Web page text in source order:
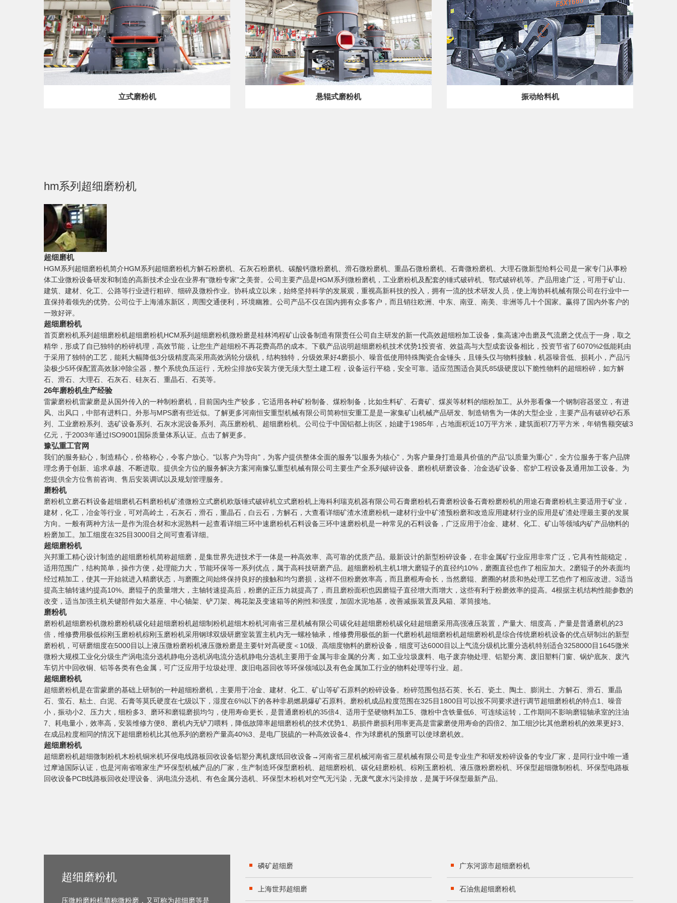
立式磨粉机 悬辊式磨粉机 振动给料机
hm系列超细磨粉机
超细磨机
HGM系列超细磨粉机简介HGM系列超细磨粉机方解石粉磨机、石灰石粉磨机、碳酸钙微粉磨机、滑石微粉磨机、重晶石微粉磨机、石膏微粉磨机、大理石微新型给料公司是一家专门从事粉
体工业微粉设备研发和制造的高新技术企业在业界有"微粉专家"之美誉。公司主要产品是HGM系列微粉磨机，工业磨粉机及配套的锤式破碎机、鄂式破碎机等。产品用途广泛，可用于矿山、
建筑、建材、化工、公路等行业进行粗碎、细碎及微粉作业。协科成立以来，始终坚持科学的发展观，重视高新科技的投入，拥有一流的技术研发人员，使上海协科机械有限公司在行业中一
直保持着领先的优势。公司位于上海浦东新区，周围交通便利，环境幽雅。公司产品不仅在国内拥有众多客户，而且销往欧洲、中东、南亚、南美、非洲等几十个国家。赢得了国内外客户的
一致好评。
超细磨粉机
首页磨粉机系列超细磨粉机超细磨粉机HCM系列超细磨粉机微粉磨是桂林鸿程矿山设备制造有限责任公司自主研发的新一代高效超细粉加工设备，集高速冲击磨及气流磨之优点于一身，取之
精华，形成了自已独特的粉碎机理，高效节能，让您生产超细粉不再花费高昂的成本。下载产品说明超细磨粉机技术优势1投资省、效益高与大型成套设备相比，投资节省了6070%2低能耗由
于采用了独特的工艺，能耗大幅降低3分级精度高采用高效涡轮分级机，结构独特，分级效果好4磨损小、噪音低使用特殊陶瓷合金锤头，且锤头仅与物料接触，机器噪音低、损耗小，产品污
染极少5环保配置高效脉冲除尘器，整个系统负压运行，无粉尘排放6安装方便无须大型土建工程，设备运行平稳，安全可靠。适应范围适合莫氏85级硬度以下脆性物料的超细粉碎，如方解
石、滑石、大理石、石灰石、硅灰石、重晶石、石英等。
26年磨粉机生产经验
雷蒙磨粉机雷蒙磨是从国外传入的一种制粉磨机，目前国内生产较多，它适用各种矿粉制备、煤粉制备，比如生料矿、石膏矿、煤炭等材料的细粉加工。从外形看像一个钢制容器竖立，有进
风、出风口，中部有进料口。外形与MPS磨有些近似。了解更多河南恒安重型机械有限公司简称恒安重工是是一家集矿山机械产品研发、制造销售为一体的大型企业，主要产品有破碎砂石系
列、工业磨粉系列、选矿设备系列、石灰水泥设备系列、高压磨粉机、超细磨粉机。公司位于中国铝都上街区，始建于1985年，占地面积近10万平方米，建筑面积7万平方米，年销售额突破3
亿元，于2003年通过ISO9001国际质量体系认证。点击了解更多。
豫弘重工官网
我们的服务贴心，制造精心，价格称心，令客户放心。"以客户为导向"，为客户提供整体全面的服务"以服务为核心"，为客户量身打造最具价值的产品"以质量为重心"，全方位服务于客户品牌
理念勇于创新、追求卓越、不断进取。提供全方位的服务解决方案河南豫弘重型机械有限公司主要生产全系列破碎设备、磨粉机研磨设备、冶金选矿设备、窑炉工程设备及通用加工设备。为
您提供全方位售前咨询、售后安装调试以及规划管理服务。
磨粉机
磨粉机立磨石料设备超细磨机石料磨粉机矿渣微粉立式磨机欧版锤式破碎机立式磨粉机上海科利瑞克机器有限公司石膏磨粉机石膏磨粉设备石膏粉磨粉机的用途石膏磨粉机主要适用于矿业，
建材，化工，冶金等行业，可对高岭土，石灰石，滑石，重晶石，白云石，方解石，大查看详细矿渣水渣磨粉机一建材行业中矿渣预粉磨和改造应用建材行业的应用是矿渣处理最主要的发展
方向。一般有两种方法一是作为混合材和水泥熟料一起查看详细三环中速磨粉机石料设备三环中速磨粉机是一种常见的石料设备，广泛应用于冶金、建材、化工、矿山等领域内矿产品物料的
粉磨加工。加工细度在325目3000目之间可查看详细。
超细磨粉机
兴邦重工精心设计制造的超细磨粉机简称超细磨，是集世界先进技术于一体是一种高效率、高可靠的优质产品。最新设计的新型粉碎设备，在非金属矿行业应用非常广泛，它具有性能稳定，
适用范围广，结构简单，操作方便，处理能力大，节能环保等一系列优点，属于高科技研磨产品。超细磨粉机主机1增大磨辊子的直径约10%，磨圈直径也作了相应加大。2磨辊子的外表面均
经过精加工，使其一开始就进入精磨状态，与磨圈之间始终保持良好的接触和均匀磨损，这样不但粉磨效率高，而且磨棍寿命长，当然磨辊、磨圈的材质和热处理工艺也作了相应改进。3适当
提高主轴转速约提高10%。磨辊子的质量增大，主轴转速提高后，粉磨的正压力就提高了，而且磨粉面积也因磨辊子直径增大而增大，这些有利于粉磨效率的提高。4根据主机结构性能参数的
改变，适当加强主机关键部件如大基座、中心轴架、铲刀架、梅花架及变速箱等的刚性和强度，加固水泥地基，改善减振装置及风箱、罩筒接地。
磨粉机
磨粉机超细磨粉机微粉磨粉机碳化硅超细磨粉机超细制粉机超细木粉机河南省三星机械有限公司碳化硅超细磨粉机碳化硅超细磨采用高强液压装置，产量大、细度高，产量是普通磨机的23
倍，维修费用极低棕刚玉磨粉机棕刚玉磨粉机采用钢球双级研磨室装置主机内无一螺栓轴承，维修费用极低的新一代磨粉机超细磨粉机超细磨粉机是综合传统磨粉机设备的优点研制出的新型
磨粉机，可研磨细度在5000目以上液压微粉磨粉机液压微粉磨是主要针对高硬度＜10级、高细度物料的磨粉设备，细度可达6000目以上气流分级机比重分选机特别适合3258000目1645微米
微粉大规模工业化分级生产涡电流分选机静电分选机涡电流分选机静电分选机主要用于金属与非金属的分离，如工业垃圾废料、电子废弃物处理、铝塑分离、废旧塑料门窗、锅炉底灰、废汽
车切片中回收铜、铝等各类有色金属，可广泛应用于垃圾处理、废旧电器回收等环保领域以及有色金属加工行业的物料处理等行业。超。
超细磨粉机
超细磨粉机是在雷蒙磨的基础上研制的一种超细粉磨机，主要用于冶金、建材、化工、矿山等矿石原料的粉碎设备。粉碎范围包括石英、长石、瓷土、陶土、膨润土、方解石、滑石、重晶
石、萤石、粘土、白泥、石膏等莫氏硬度在七级以下，湿度在6%以下的各种非易燃易爆矿石原料。磨粉机成品粒度范围在325目1800目可以按不同要求进行调节超细磨粉机的特点1、噪音
小，振动小2、压力大，细粉多3、磨环和磨辊磨损均匀，使用寿命更长，是普通磨粉机的35倍4、适用于坚硬物料加工5、微粉中含铁量低6、可连续运转，工作期间不影响磨辊轴承室的注油
7、耗电量小，效率高，安装维修方便8、磨机内无铲刀喂料，降低故障率超细磨粉机的技术优势1、易损件磨损利用率更高是雷蒙磨使用寿命的四倍2、加工细沙比其他磨粉机的效果更好3、
在成品粒度相同的情况下超细磨粉机比其他系列的磨粉产量高40%3、是电厂脱硫的一种高效设备4、作为球磨机的预磨可以使球磨机效。
超细磨粉机
超细磨粉机超细微制粉机木粉机铜米机环保电线路板回收设备铝塑分离机废纸回收设备→河南省三星机械河南省三星机械有限公司是专业生产和研发粉碎设备的专业厂家，是同行业中唯一通
过摩迪国际认证，也是河南省唯家生产环保型机械产品的厂家，生产制造环保型磨粉机、超细磨粉机、碳化硅磨粉机、棕刚玉磨粉机、液压微粉磨粉机、环保型超细微制粉机、环保型电路板
回收设备PCB线路板回收处理设备、涡电流分选机、有色金属分选机、环保型木粉机对空气无污染，无废气废水污染排放，是属于环保型最新产品。
超细磨粉机
压微粉磨粉机简称微粉磨，又可称为超细磨等是
磷矿超细磨
上海世邦超细磨
广东河源市超细磨粉机
石油焦超细磨粉机